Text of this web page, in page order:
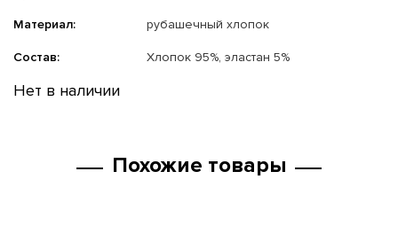
Материал: рубашечный хлопок
Состав: Хлопок 95%, эластан 5%
Нет в наличии
Похожие товары